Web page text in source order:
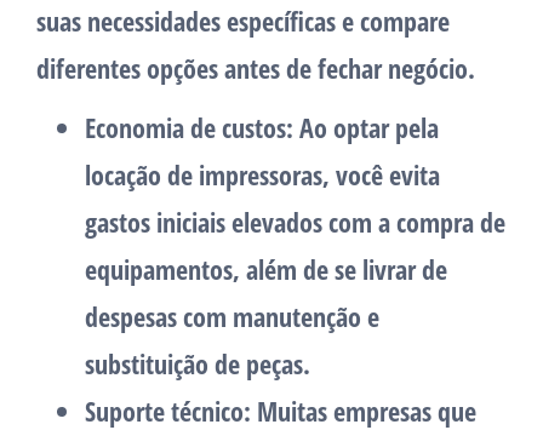
suas necessidades específicas e compare
diferentes opções antes de fechar negócio.
Economia de custos: Ao optar pela
locação de impressoras, você evita
gastos iniciais elevados com a compra de
equipamentos, além de se livrar de
despesas com manutenção e
substituição de peças.
Suporte técnico: Muitas empresas que